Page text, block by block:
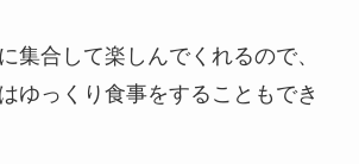
集合して楽しんでくれるので、
ゆっくり食事をすることもでき